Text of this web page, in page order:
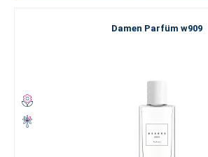
Damen Parfüm w909